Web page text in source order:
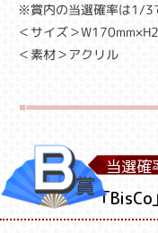
※賞内の当選確率は1/3
＜サイズ＞
＜素材＞アクリル
当選確
「BisCo